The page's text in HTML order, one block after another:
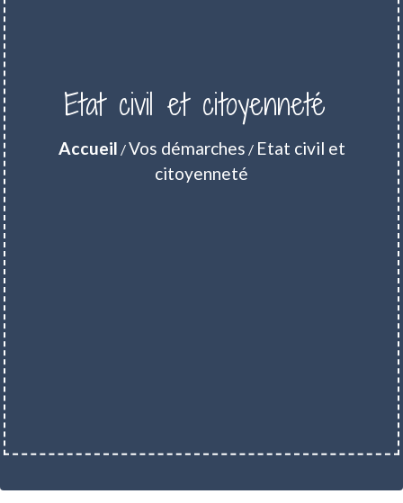
Etat civil et citoyenneté
Accueil /Vos démarches / Etat civil et
citoyenneté